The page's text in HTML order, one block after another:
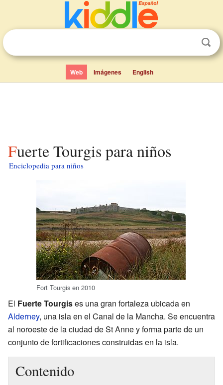
Web Imágenes English
Fuerte Tourgis para niños
Enciclopedia para niños
Fort Tourgis en 2010
El Fuerte Tourgises una gran fortaleza ubicada en
Alderney, una isla en el Canal de la Mancha. Se encuentra
al noroeste de la ciudad de St Anne y forma parte de un
conjunto de fortificaciones construidas en la isla.
Contenido